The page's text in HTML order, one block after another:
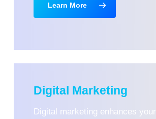
Learn More
Digital Marketing
Digital marketing enhances your